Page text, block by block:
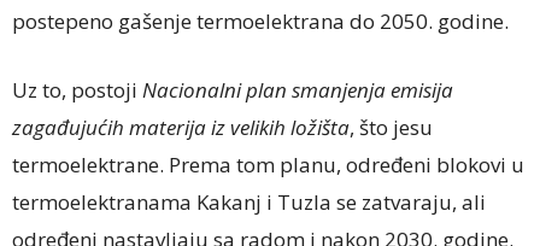
postepeno gašenje termoelektrana do 2050. godine.
Uz to, postoji Nacionalni plan smanjenja emisija
zagađujućih materija iz velikih ložišta, što jesu
termoelektrane. Prema tom planu, određeni blokovi u
termoelektranama Kakanj i Tuzla se zatvaraju, ali
određeni nastavljaju sa radom i nakon 2030. godine.